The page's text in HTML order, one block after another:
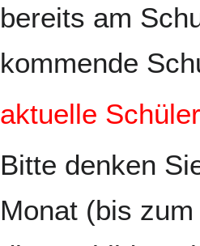
bereits am
kommende
aktuelle
Bitte denken
Monat (bis